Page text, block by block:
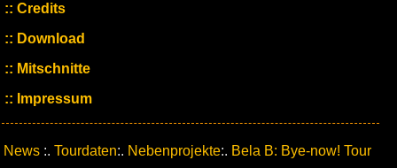
Credits
Download
Mitschnitte
Impressum
News :. Tourdaten:. Nebenprojekte:. Bela B: Bye-now! Tour